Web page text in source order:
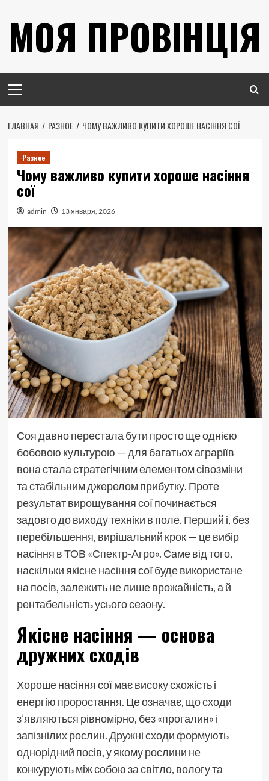
содержимому
МОЯ ПРОВІНЦІЯ
меню
ГЛАВНАЯ РАЗНОЕ ЧОМУ ВАЖЛИВО КУПИТИ ХОРОШЕ НАСІННЯ СОЇ
Разное
Чому важливо купити хороше насіння
сої
admin 13 января, 2026
Соя давно перестала бути просто ще однією
бобовою культурою — для багатьох аграріїв
вона стала стратегічним елементом сівозміни
та стабільним джерелом прибутку. Проте
результат вирощування сої починається
задовго до виходу техніки в поле. Перший і, без
перебільшення, вирішальний крок — це вибір
насіння вТОВ «Спектр-Агро». Саме від того,
наскільки якісне насіння сої буде використане
на посів, залежить не лише врожайність, а й
рентабельність усього сезону.
Якісне насіння — основа
дружних сходів
Хороше насіння сої має високу схожість і
енергію проростання. Це означає, що сходи
з’являються рівномірно, без «прогалин» і
запізнілих рослин. Дружні сходи формують
однорідний посів, у якому рослини не
конкурують між собою за світло, вологу та